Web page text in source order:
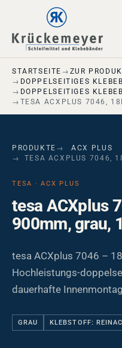
Skip to main navigation
Skip to main content
Skip to page footer
STARTSEITE
ZUR
DOPPELSEITIGES
DOPPELSEITIGES
TESA ACXPLUS 7046,
PRODUKTE
ACX PLUS
TESA ACXPLUS 7046,
TESA · ACX PLUS
tesa ACXplus
900mm, grau,
tesa ACXplus 7046 –
Hochleistungs-
dauerhafte
GRAU KLEBSTOFF: